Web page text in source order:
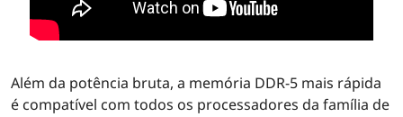
Além da potência bruta, a memória DDR-5 mais rápida
é compatível com todos os processadores da família de